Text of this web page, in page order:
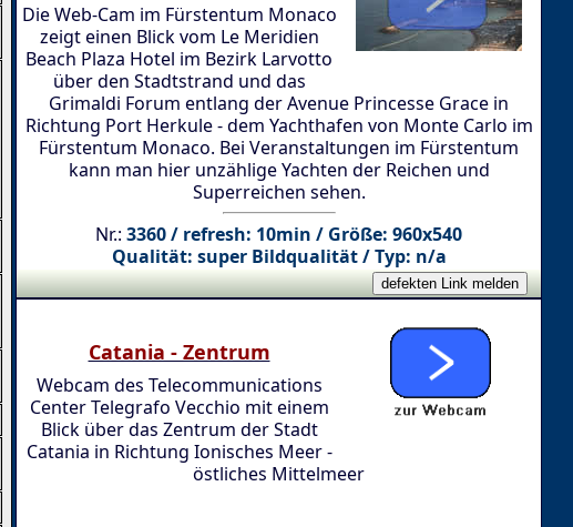
Die Web-Cam im Fürstentum Monaco
zeigt einen Blick vom Le Meridien
Beach Plaza Hotel im Bezirk Larvotto
über den Stadtstrand und das
Grimaldi Forum entlang der Avenue Princesse Grace in
Richtung Port Herkule - dem Yachthafen von Monte Carlo im
Fürstentum Monaco. Bei Veranstaltungen im Fürstentum
kann man hier unzählige Yachten der Reichen und
Superreichen sehen.
Nr.: 3360 / refresh: 10min / Größe: 960x540
Qualität: super Bildqualität / Typ: n/a
Catania - Zentrum
Webcam des Telecommunications
Center Telegrafo Vecchio mit einem
Blick über das Zentrum der Stadt
Catania in Richtung Ionisches Meer -
östliches Mittelmeer